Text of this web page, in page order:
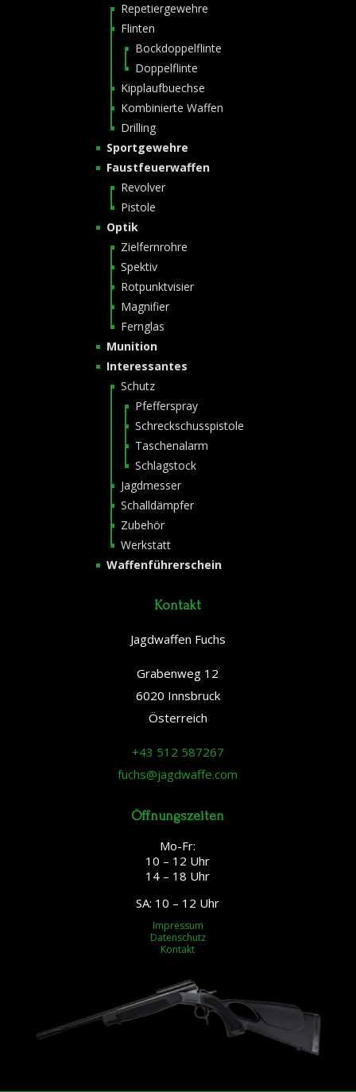
Repetiergewehre
Flinten
Bockdoppelflinte
Doppelflinte
Kipplaufbuechse
Kombinierte Waffen
Drilling
Sportgewehre
Faustfeuerwaffen
Revolver
Pistole
Optik
Zielfernrohre
Spektiv
Rotpunktvisier
Magnifier
Fernglas
Munition
Interessantes
Schutz
Pfefferspray
Schreckschusspistole
Taschenalarm
Schlagstock
Jagdmesser
Schalldämpfer
Zubehör
Werkstatt
Waffenführerschein
Kontakt
Jagdwaffen Fuchs
Grabenweg 12
6020 Innsbruck
Österreich
+43 512 587267
fuchs@jagdwaffe.com
Öffnungszeiten
Mo-Fr:
10 – 12 Uhr
14 – 18 Uhr
SA: 10 – 12 Uhr
Impressum
Datenschutz
Kontakt